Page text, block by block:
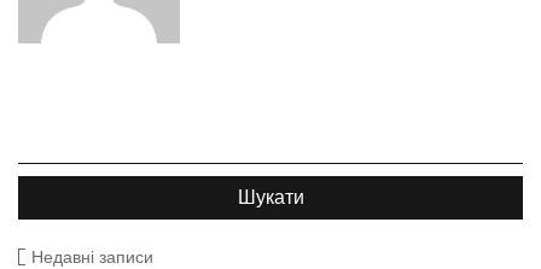
Недавні записи